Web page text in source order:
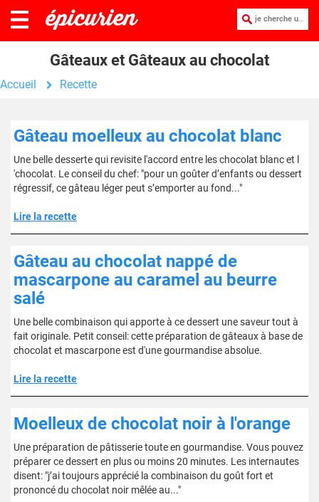
je cherche une recette :
Gâteaux et Gâteaux au chocolat
Accueil Recette
Gâteau moelleux au chocolat blanc
Une belle desserte qui revisite l'accord entre les chocolat blanc et l
'chocolat. Le conseil du chef: "pour un goûter d’enfants ou dessert
régressif, ce gâteau léger peut s’emporter au fond..."
Lire la recette
Gâteau au chocolat nappé de
mascarpone au caramel au beurre
salé
Une belle combinaison qui apporte à ce dessert une saveur tout à
fait originale. Petit conseil: cette préparation de gâteaux à base de
chocolat et mascarpone est d'une gourmandise absolue.
Lire la recette
Moelleux de chocolat noir à l'orange
Une préparation de pâtisserie toute en gourmandise. Vous pouvez
préparer ce dessert en plus ou moins 20 minutes. Les internautes
disent: "j’ai toujours apprécié la combinaison du goût fort et
prononcé du chocolat noir mêlée au..."